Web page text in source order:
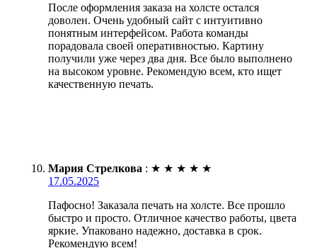
После оформления заказа на холсте остался
доволен. Очень удобный сайт с интуитивно
понятным интерфейсом. Работа команды
порадовала своей оперативностью. Картину
получили уже через два дня. Все было выполнено
на высоком уровне. Рекомендую всем, кто ищет
качественную печать.
Мария Стрелкова : ★ ★ ★ ★ ★
17.05.2025
Пафосно! Заказала печать на холсте. Все прошло
быстро и просто. Отличное качество работы, цвета
яркие. Упаковано надежно, доставка в срок.
Рекомендую всем!